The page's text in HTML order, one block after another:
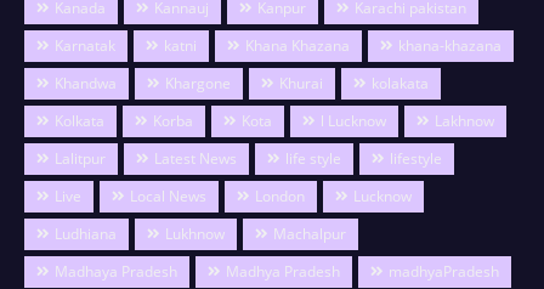
Kanada
Kannauj Kanpur
Karachi pakistan
Karnatak
katni Khana Khazana
khana-khazana
Khandwa
Khargone Khurai
kolakata
Kolkata
Korba Kota l Lucknow
Lakhnow
Lalitpur
Latest News life style
lifestyle
Live
Local News London
Lucknow
Ludhiana
Lukhnow
Machalpur
Madhaya Pradesh
Madhya Pradesh
madhyaPradesh